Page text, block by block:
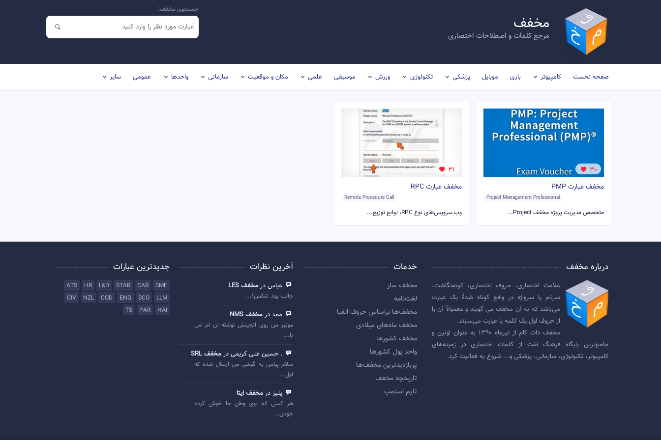
مخفف
مرجع کلمات و اصطلاحات اختصاری
جستجوی مخفف:
صفحه نخست کامپیوتر بازی موبایل پزشکی تکنولوژی ورزش موسیقی علمی مکان و موقعیت سازمانی واحدها عمومی سایر
30
مخفف عبارت PMP
Project Management Professional
متخصص مدیریت پروژه مخفف Project...
31
مخفف عبارت RPC
Remote Procedure Call
وب سرویس‌های نوع RPC، توابع توزیع...
درباره مخفف
علامت اختصاری، حروف اختصاری، کوته‌نگاشت،
سرنام یا سرواژه در واقع کوتاه شدهٔ یک عبارت
می‌باشد که به آن مخفف می گویند و معمولاً آن را
از حروف اول یک کلمه یا عبارت می‌سازند.
مخفف دات کام از تیرماه ۱۳۹۰ به عنوان اولین و
جامع‌ترین پایگاه فرهنگ لغت از کلمات اختصاری در زمینه‌های
کامپیوتر، تکنولوژی، سازمانی، پزشکی و... شروع به فعالیت کرد.
خدمات
مخفف ساز
لغت‌نامه
مخفف‌ها براساس حروف الفبا
مخفف ماه‌های میلادی
مخفف کشورها
واحد پول کشورها
پربازديدترين مخفف‌ها
تاريخچه مخفف
تایم استمپ
آخرین نظرات
عباس در مخفف LES
جالب بود. تنکس!...
ممد در مخفف NMS
موتور من روی انجینش نوشته ان ام اس
با...
. حسین علی کریمی در مخفف SRL
سلام پیامی به گوشی من ارسال شده که
اول...
پلیز در مخفف ایتا
هر کسی که توی وطن جا خوش کرده
خودی...
جدیدترین عبارات
SME
CAR
STAR
L&D
HR
ATS
LLM
SCO
ENG
COD
NZL
CIV
HAI
PAR
TS